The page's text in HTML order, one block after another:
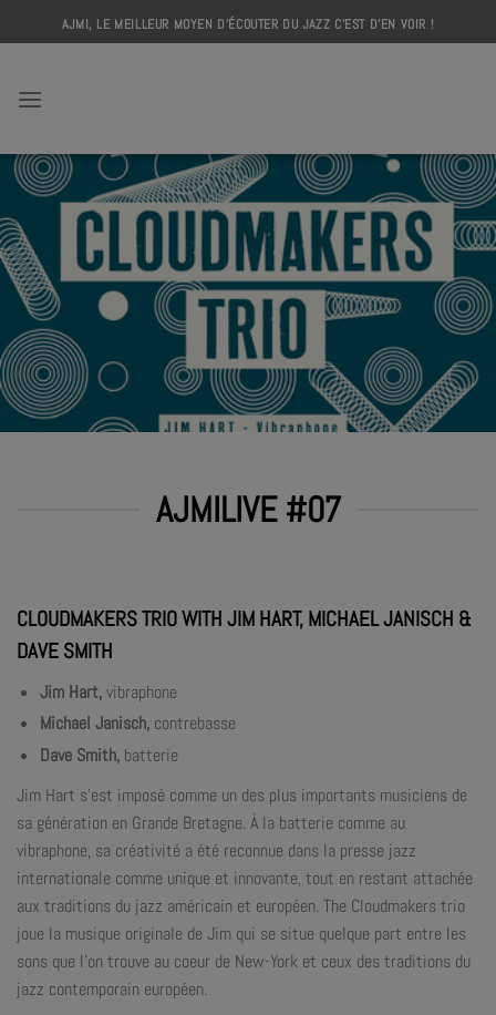
to
AJMI, LE MEILLEUR MOYEN D'ÉCOUTER DU JAZZ C'EST D'EN VOIR !
AJMILIVE #07
CLOUDMAKERS TRIO WITH JIM HART, MICHAEL JANISCH &
DAVE SMITH
Jim Hart,vibraphone
Michael Janisch,contrebasse
Dave Smith, batterie
Jim Hart s’est imposé comme un des plus importants musiciens de
sa génération en Grande Bretagne. À la batterie comme au
vibraphone, sa créativité a été reconnue dans la presse jazz
internationale comme unique et innovante, tout en restant attachée
aux traditions du jazz américain et européen. The Cloudmakers trio
joue la musique originale de Jim qui se situe quelque part entre les
sons que l’on trouve au coeur de New-York et ceux des traditions du
jazz contemporain européen.